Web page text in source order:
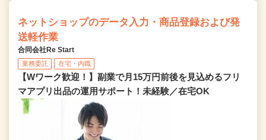
ネットショップのデータ入力・商品登録および発
送軽作業
合同会社Re Start
業務委託 在宅・内職
【Wワーク歓迎！】副業で月15万円前後を見込めるフリ
マアプリ出品の運用サポート！未経験／在宅OK